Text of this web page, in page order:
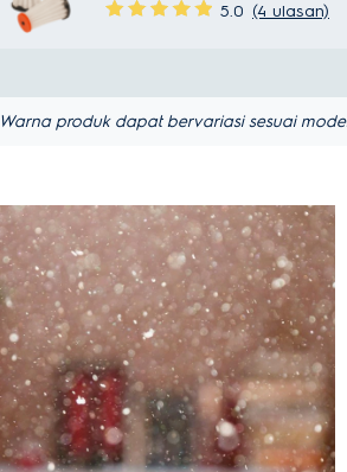
5.0 (4 ulasan)
Warna produk dapat bervariasi sesuai